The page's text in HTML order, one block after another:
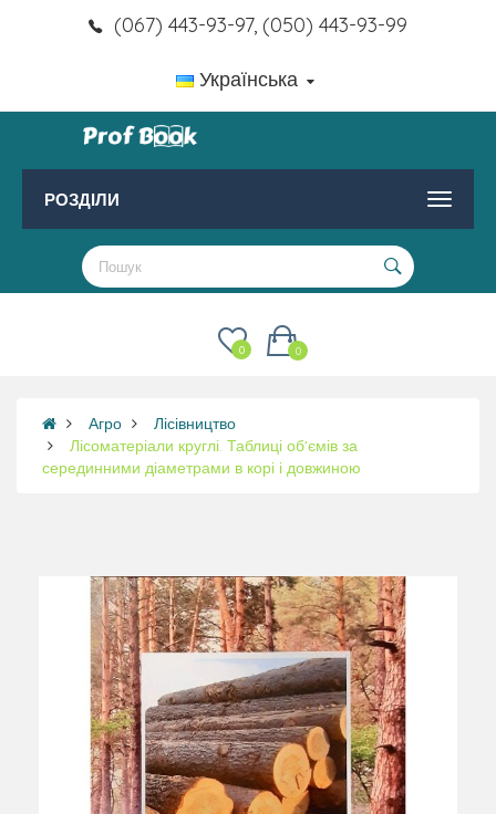
(067) 443-93-97, (050) 443-93-99
Українська
РОЗДІЛИ
0
0
Агро
Лісівництво
Лісоматеріали круглі. Таблиці об'ємів за
серединними діаметрами в корі і довжиною